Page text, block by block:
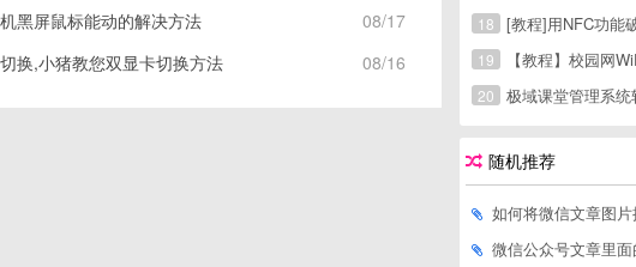
08/17
黑屏鼠标能动的解决方法
08/16
换,小猪教您双显卡切换方法
18
[教程]用NFC功能
19
【教程】校园网
20 极域课堂管理系
随机推荐
如何将微信文章图
微信公众号文章里面的视